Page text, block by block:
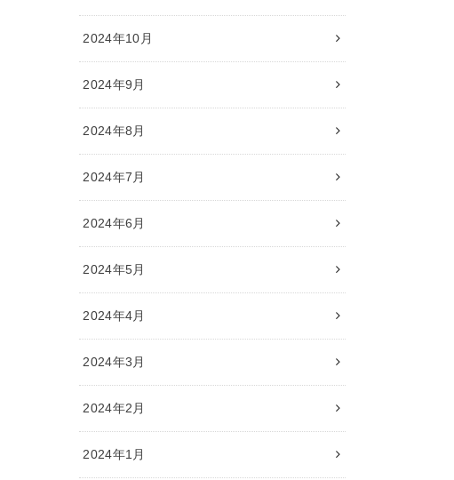
2024年10月
2024年9月
2024年8月
2024年7月
2024年6月
2024年5月
2024年4月
2024年3月
2024年2月
2024年1月